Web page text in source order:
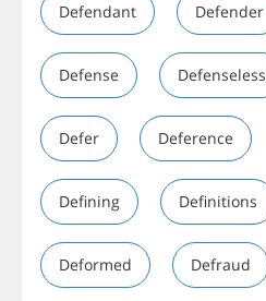
Defendant Defender
Defense Defenseless
Defer Deference
Defining Definitions
Deformed Defraud